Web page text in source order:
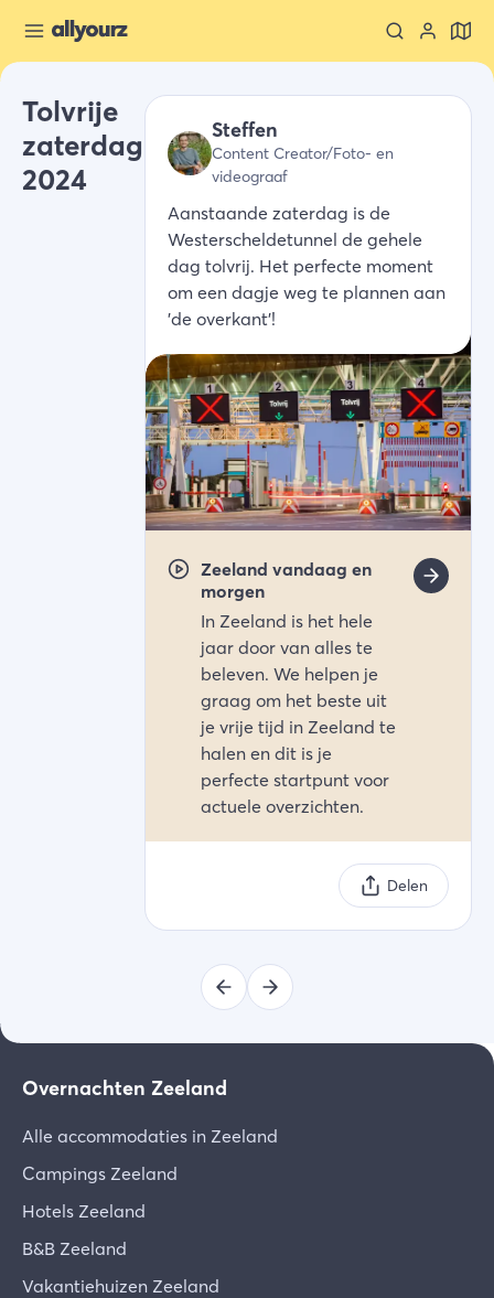
Tolvrije
zaterdag
2024
Steffen
Content Creator/Foto- en
videograaf
Aanstaande zaterdag is de
Westerscheldetunnel de gehele
dag tolvrij. Het perfecte moment
om een dagje weg te plannen aan
'de overkant'!
Zeeland vandaag en
morgen
In Zeeland is het hele
jaar door van alles te
beleven. We helpen je
graag om het beste uit
je vrije tijd in Zeeland te
halen en dit is je
perfecte startpunt voor
actuele overzichten.
Delen
Overnachten Zeeland
Alle accommodaties in Zeeland
Campings Zeeland
Hotels Zeeland
B&B Zeeland
Vakantiehuizen Zeeland